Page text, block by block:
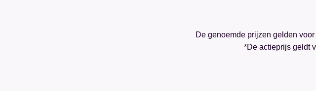
De genoemde prijzen gelden
*De actieprijs geldt